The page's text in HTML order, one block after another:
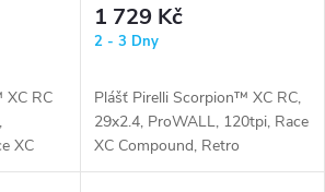
XC RC
XC
1 729 Kč
2 - 3 Dny
Plášť Pirelli Scorpion™ XC RC,
29x2.4, ProWALL, 120tpi, Race
XC Compound, Retro